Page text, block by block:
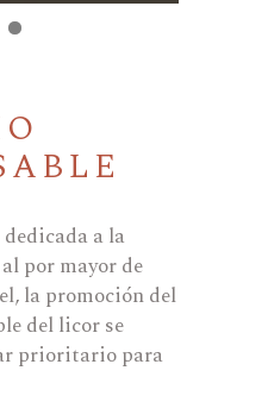
a la
por mayor de
la promoción del
del licor se
prioritario para